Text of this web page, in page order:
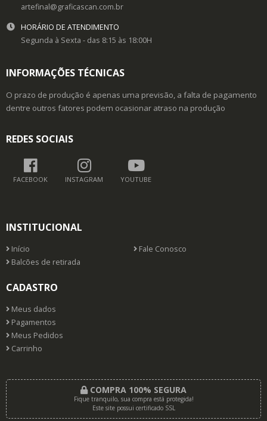
artefinal@graficascan.com.br
HORÁRIO DE ATENDIMENTO
Segunda à Sexta - das 8:15 às 18:00H
INFORMAÇÕES TÉCNICAS
O prazo de produção é apenas uma previsão, a falta de pagamento
dentre outros fatores podem ocasionar atraso na produção
REDES SOCIAIS
FACEBOOK INSTAGRAM YOUTUBE
INSTITUCIONAL
Início
Fale Conosco
Balcões de retirada
CADASTRO
Meus dados
Pagamentos
Meus Pedidos
Carrinho
COMPRA 100% SEGURA
Fique tranquilo, sua compra está protegida!
Este site possui certificado SSL